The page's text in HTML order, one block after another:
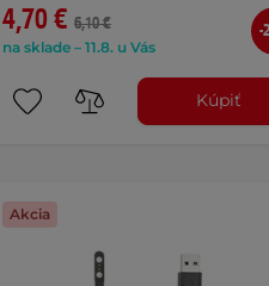
4,70 € 6,10 €
na sklade – 11.8. u Vás
-
Kúpiť
Akcia